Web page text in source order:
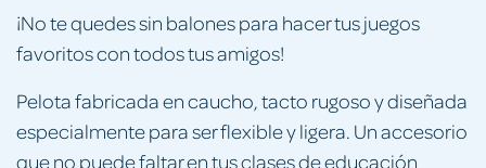
¡No te quedes sin balones para hacer tus juegos
favoritos con todos tus amigos!
Pelota fabricada en caucho, tacto rugoso y diseñada
especialmente para ser flexible y ligera. Un accesorio
que no puede faltar en tus clases de educación